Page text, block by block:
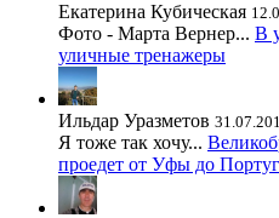
Екатерина Кубическая
Фото - Марта Вернер... В
уличные тренажеры
Ильдар Уразметов
Я тоже так хочу...
проедет от Уфы до